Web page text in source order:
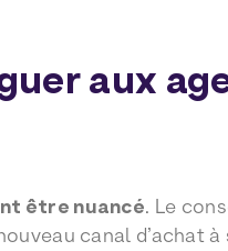
aux
être nuancé. Le
canal d’achat